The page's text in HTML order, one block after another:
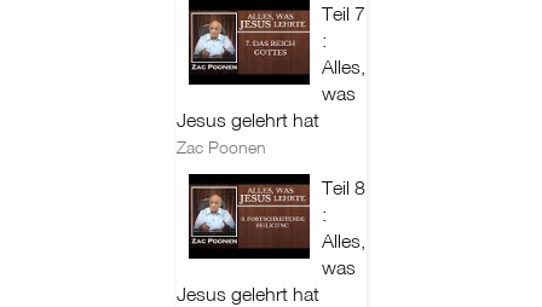
Teil 7
:
Alles,
was
Jesus gelehrt hat
Zac Poonen
Teil 8
:
Alles,
was
Jesus gelehrt hat